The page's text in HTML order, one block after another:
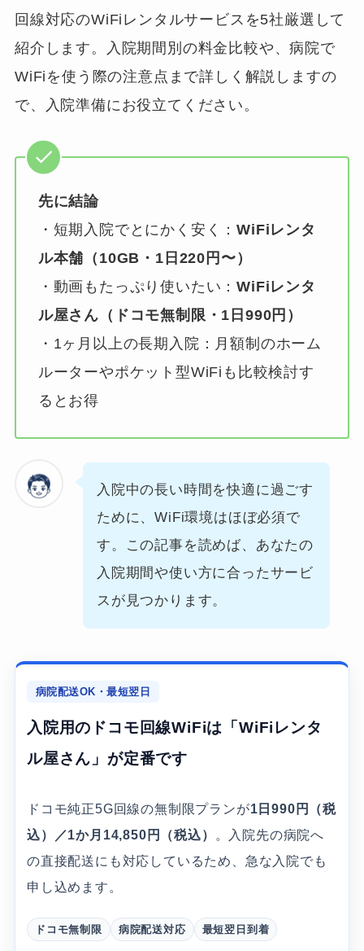
回線対応のWiFiレンタルサービスを5社厳選して
紹介します。入院期間別の料金比較や、病院で
WiFiを使う際の注意点まで詳しく解説しますの
で、入院準備にお役立てください。
先に結論
・短期入院でとにかく安く：WiFiレンタ
ル本舗（10GB・1日220円〜）
・動画もたっぷり使いたい：WiFiレンタ
ル屋さん（ドコモ無制限・1日990円）
・1ヶ月以上の長期入院：月額制のホーム
ルーターやポケット型WiFiも比較検討す
るとお得
入院中の長い時間を快適に過ごす
ために、WiFi環境はほぼ必須で
す。この記事を読めば、あなたの
入院期間や使い方に合ったサービ
スが見つかります。
病院配送OK・最短翌日
入院用のドコモ回線WiFiは「WiFiレンタ
ル屋さん」が定番です
ドコモ純正5G回線の無制限プランが1日990円（税
込）／1か月14,850円（税込）
。入院先の病院へ
の直接配送にも対応しているため、急な入院でも
申し込めます。
ドコモ無制限 病院配送対応 最短翌日到着